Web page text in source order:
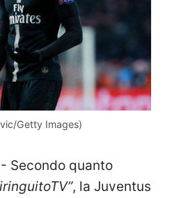
Getty Images)
Secondo quanto
, la Juventus